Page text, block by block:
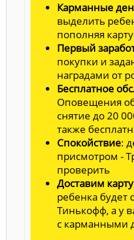
Карманные
выделить
пополняя
Первый
покупки и
наградами от
Бесплатное
Оповещения
снятие до 20
также
Спокойствие:
присмотром -
проверить
Доставим
ребенка будет
Тинькофф, а у
с карманными